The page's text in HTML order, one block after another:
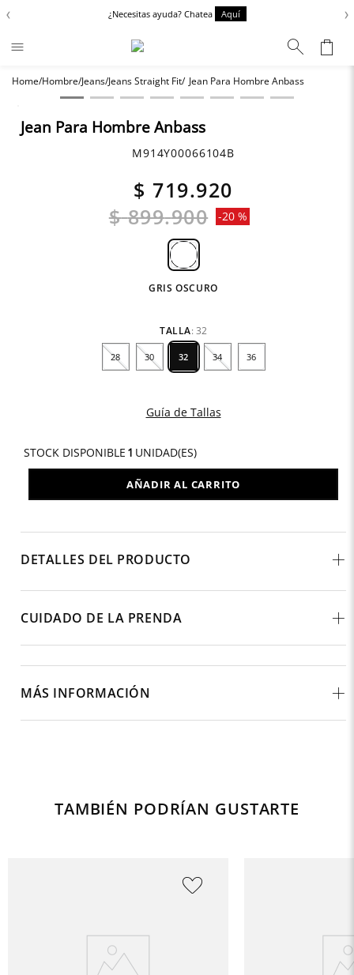
‹ ¿Necesitas ayuda? Chatea Aquí ›
Hombre Jeans Jeans Straight Fit Jean Para Hombre Anbass
Jean Para Hombre Anbass
M914Y00066104B
$ 719.920
$ 899.900 -20 %
GRIS OSCURO
TALLA: 32
28 30 32 34 36
Guía de Tallas
STOCK DISPONIBLE 1 UNIDAD(ES)
AÑADIR AL CARRITO
DETALLES DEL PRODUCTO
CUIDADO DE LA PRENDA
MÁS INFORMACIÓN
TAMBIÉN PODRÍAN GUSTARTE
Términos más buscados